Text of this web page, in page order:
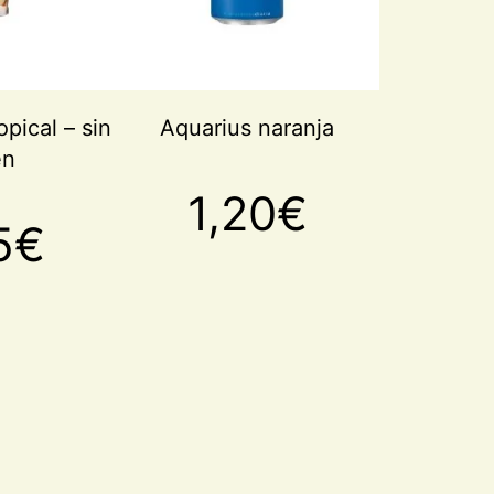
– sin
€
Aquarius naranja
1,20€